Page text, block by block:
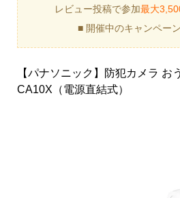
レビュー投稿で参加最大
■ 開催中のキャンペー
【パナソニック】防犯カメラ お
CA10X（電源直結式）